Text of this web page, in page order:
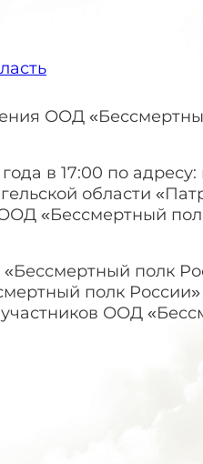
ООД
в 17:00 по адресу:
области
«Бессмертный
полк
полк России»
ООД